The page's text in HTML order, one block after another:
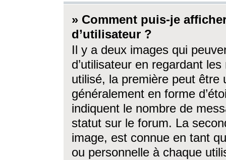
» Comment puis-je
d’utilisateur ?
Il y a deux images qui
d’utilisateur en regardant
utilisé, la première peut être
généralement en forme
indiquent le nombre de
statut sur le forum. La
image, est connue en tant
ou personnelle à chaque